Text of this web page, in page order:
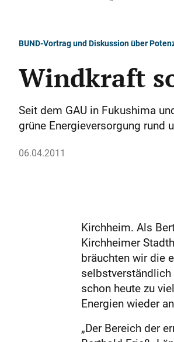
BUND-Vortrag und Diskussion über
Windkraft
Seit dem GAU in Fukushima
grüne Energieversorgung
06.04.2011
Kirchheim. Als
Kirchheimer
bräuchten wir die
schon heute zu
Energien wieder
„Der Bereich der